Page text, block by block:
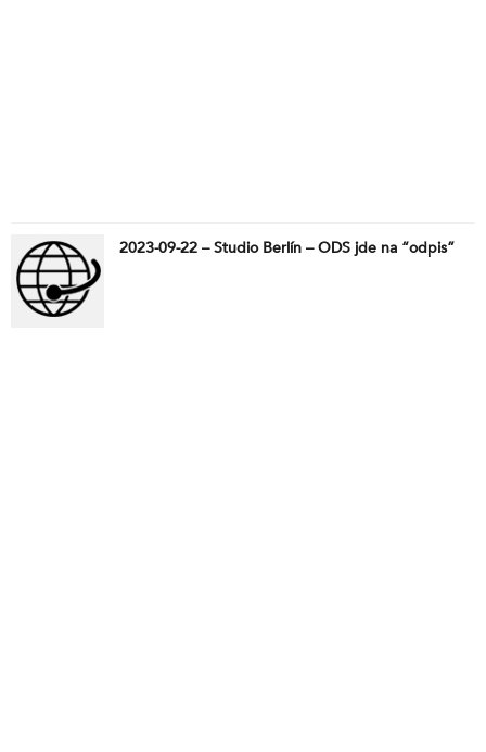
2023-09-22 – Studio Berlín – ODS jde na “odpis”